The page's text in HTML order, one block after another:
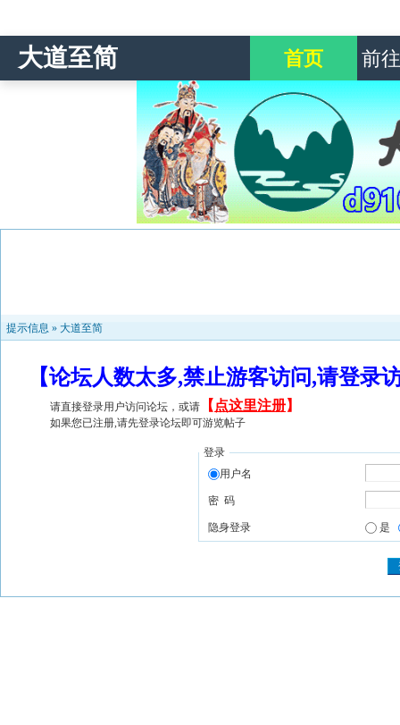
大道至简 首页 前
提示信息 » 大道至简
【论坛人数太多,禁止游客访问,请登
请直接登录用户访问论坛，或请 【 点这里注册】
如果您已注册,请先登录论坛即可游览帖子
登录
用户名
密 码
隐身登录 是